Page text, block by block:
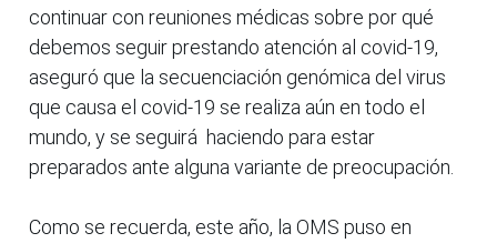
continuar con reuniones médicas sobre por qué
debemos seguir prestando atención al covid-19,
aseguró que la secuenciación genómica del virus
que causa el covid-19 se realiza aún en todo el
mundo, y se seguirá haciendo para estar
preparados ante alguna variante de preocupación.
Como se recuerda, este año, la OMS puso en